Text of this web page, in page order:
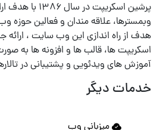
پرشین اسکریپت
وبمسترها، علاقه مندان و فعالین حوزه
هدف از راه اندازی این وب سایت ، ارائه
اسکریپت ها، قالب ها و افزونه ها به
آموزش های ویدئویی و پشتیبانی در
خدمات دیگر
میزبانی وب